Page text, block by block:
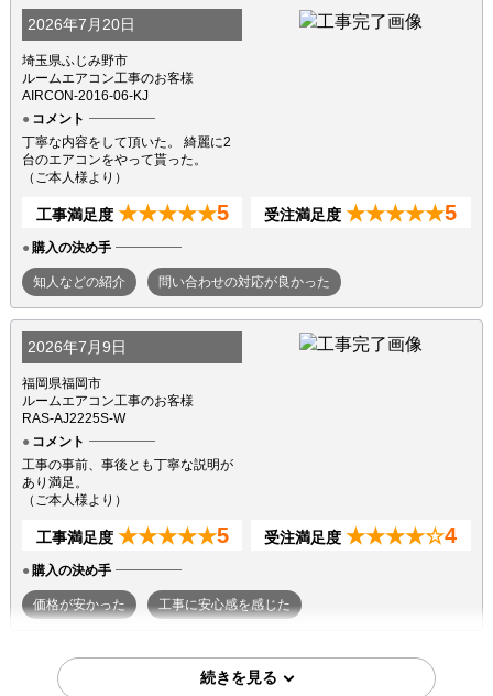
2026年7月20日
埼玉県ふじみ野市
ルームエアコン工事のお客様
AIRCON-2016-06-KJ
コメント
丁寧な内容をして頂いた。 綺麗に2
台のエアコンをやって貰った。
（ご本人様より）
工事満足度 ★★★★★5 受注満足度 ★★★★★5
購入の決め手
知人などの紹介 問い合わせの対応が良かった
2026年7月9日
福岡県福岡市
ルームエアコン工事のお客様
RAS-AJ2225S-W
コメント
工事の事前、事後とも丁寧な説明が
あり満足。
（ご本人様より）
工事満足度 ★★★★★5 受注満足度 ★★★★☆4
購入の決め手
価格が安かった 工事に安心感を感じた
2026年7月7日